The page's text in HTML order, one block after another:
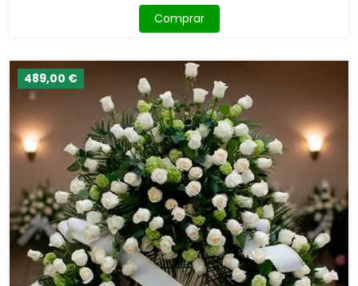
Comprar
489,00 €